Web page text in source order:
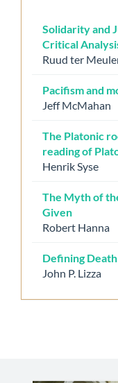
Solidarity and
Critical
Ruud ter
Pacifism and
Jeff McMahan
The Platonic
reading of
Henrik Syse
The Myth of
Given
Robert Hanna
Defining
John P. Lizza